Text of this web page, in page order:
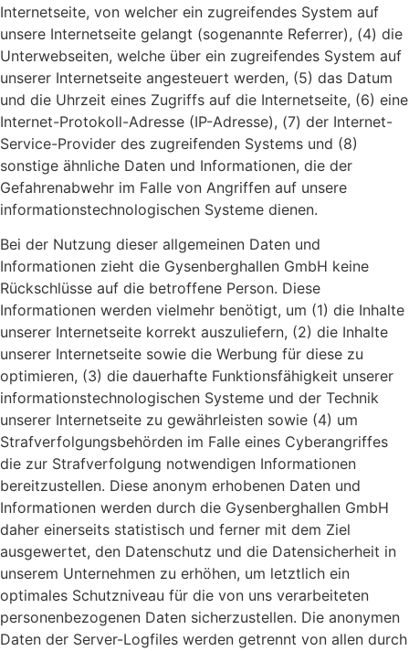
Internetseite, von welcher ein zugreifendes System auf
unsere Internetseite gelangt (sogenannte Referrer), (4) die
Unterwebseiten, welche über ein zugreifendes System auf
unserer Internetseite angesteuert werden, (5) das Datum
und die Uhrzeit eines Zugriffs auf die Internetseite, (6) eine
Internet-Protokoll-Adresse (IP-Adresse), (7) der Internet-
Service-Provider des zugreifenden Systems und (8)
sonstige ähnliche Daten und Informationen, die der
Gefahrenabwehr im Falle von Angriffen auf unsere
informationstechnologischen Systeme dienen.
Bei der Nutzung dieser allgemeinen Daten und
Informationen zieht die Gysenberghallen GmbH keine
Rückschlüsse auf die betroffene Person. Diese
Informationen werden vielmehr benötigt, um (1) die Inhalte
unserer Internetseite korrekt auszuliefern, (2) die Inhalte
unserer Internetseite sowie die Werbung für diese zu
optimieren, (3) die dauerhafte Funktionsfähigkeit unserer
informationstechnologischen Systeme und der Technik
unserer Internetseite zu gewährleisten sowie (4) um
Strafverfolgungsbehörden im Falle eines Cyberangriffes
die zur Strafverfolgung notwendigen Informationen
bereitzustellen. Diese anonym erhobenen Daten und
Informationen werden durch die Gysenberghallen GmbH
daher einerseits statistisch und ferner mit dem Ziel
ausgewertet, den Datenschutz und die Datensicherheit in
unserem Unternehmen zu erhöhen, um letztlich ein
optimales Schutzniveau für die von uns verarbeiteten
personenbezogenen Daten sicherzustellen. Die anonymen
Daten der Server-Logfiles werden getrennt von allen durch